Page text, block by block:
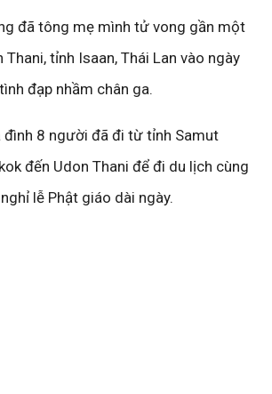
đã tông mẹ mình tử vong gần một
tỉnh Isaan, Thái Lan vào ngày
đạp nhầm chân ga.
đình 8 người đã đi từ tỉnh Samut
đến Udon Thani để đi du lịch cùng
lễ Phật giáo dài ngày.